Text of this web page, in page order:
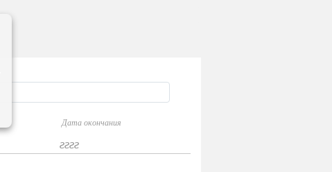
Дата окончания